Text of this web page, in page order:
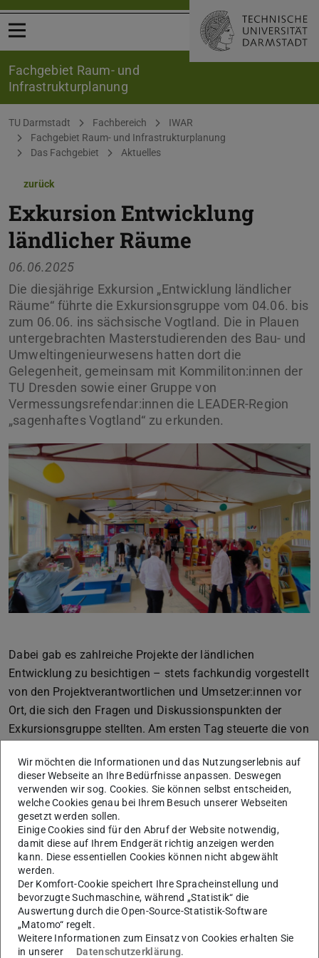
Menü öffnen
Fachgebiet Raum- und
Infrastrukturplanung
Sie befinden sich hier:
TU Darmstadt Fachbereich
IWAR
Fachgebiet Raum- und Infrastrukturplanung
Das Fachgebiet
Aktuelles
zurück
Exkursion Entwicklung
ländlicher Räume
06.06.2025
Die diesjährige Exkursion „Entwicklung ländlicher
Räume“ führte die Exkursionsgruppe vom 04.06. bis
zum 06.06. ins sächsische Vogtland. Die in Plauen
untergebrachten Masterstudierenden des Bau- und
Umweltingenieurwesens hatten dort die
Gelegenheit, gemeinsam mit Kommiliton:innen der
TU Dresden sowie einer Gruppe von
Vermessungsrefendar:innen die LEADER-Region
„sagenhaftes Vogtland“ zu erkunden.
Zurück Vor
Dabei gab es zahlreiche Projekte der ländlichen
Entwicklung zu besichtigen – stets fachkundig vorgestellt
von den Projektverantwortlichen und Umsetzer:innen vor
Ort, die sich den Fragen und Diskussionspunkten der
Exkursionsgruppe stellten. Am ersten Tag steuerte die von
Martin Schumann angeführte Gruppe nach einer
freundlichen Begrüßung durch Bürgermeister und LAG-
Vorsitzenden Marco Siegemund und einem thematischen
Einstieg im Rathaus der Stadt Falkenstein verschiedene
geförderte Projekte der Dorfentwicklung an, unter
anderem ein mit Hilfe von LEADER-Mitteln gefördertes
Bäckereicafé, das Kinderspielhaus Grünbach und das im
Bau befindliche Gemeinde- und Gemeinschaftshaus
Ellefeld. Der zweite Exkursionstag begann mit einem
Vormittag im ehemaligen Rittergut Adlerhof, das heute
das Natur- und Umweltzentrum Vogtland beherbergt.
Wir möchten die Informationen und das Nutzungserlebnis auf
dieser Webseite an Ihre Bedürfnisse anpassen. Deswegen
verwenden wir sog. Cookies. Sie können selbst entscheiden,
welche Cookies genau bei Ihrem Besuch unserer Webseiten
gesetzt werden sollen.
Einige Cookies sind für den Abruf der Website notwendig,
damit diese auf Ihrem Endgerät richtig anzeigen werden
kann. Diese essentiellen Cookies können nicht abgewählt
werden.
Der Komfort-Cookie speichert Ihre Spracheinstellung und
bevorzugte Suchmaschine, während „Statistik“ die
Auswertung durch die Open-Source-Statistik-Software
„Matomo“ regelt.
Weitere Informationen zum Einsatz von Cookies erhalten Sie
in unserer
Datenschutzerklärung.